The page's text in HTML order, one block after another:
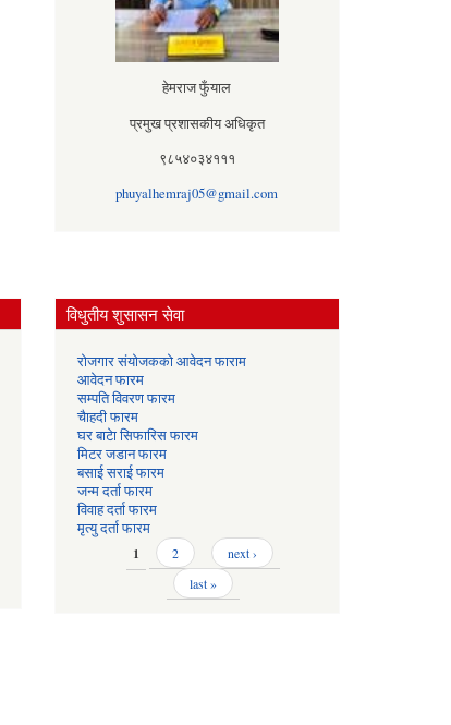
हेमराज फुँयाल
प्रमुख प्रशासकीय अधिकृत
९८५४०३४१११
phuyalhemraj05@gmail.com
विधुतीय शुसासन सेवा
रोजगार संयोजकको आवेदन फाराम
आवेदन फारम
सम्पति विवरण फारम
चैाहदी फारम
घर बाटेा सिफारिस फारम
मिटर जडान फारम
बसाई सराई फारम
जन्म दर्ता फारम
विवाह दर्ता फारम
मृत्यु दर्ता फारम
1 2
next ›
last »